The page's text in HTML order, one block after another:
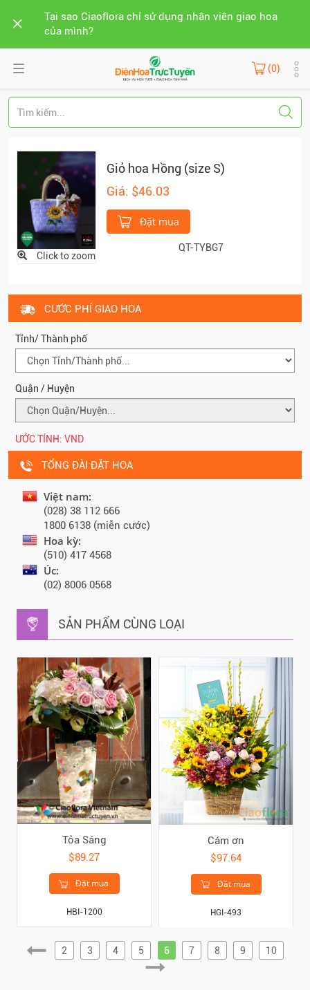
Tại sao Ciaoflora chỉ sử dụng nhân viên giao hoa
của mình?
(0)
Click to zoom
Giỏ hoa Hồng (size S)
Giá: $46.03
Đặt mua
QT-TYBG7
CƯỚC PHÍ GIAO HOA
Tỉnh/ Thành phố
Quận / Huyện
ƯỚC TÍNH: VND
TỔNG ĐÀI ĐẶT HOA
Việt nam:
(028) 38 112 666
1800 6138 (miễn cước)
Hoa kỳ:
(510) 417 4568
Úc:
(02) 8006 0568
SẢN PHẨM CÙNG LOẠI
Tỏa Sáng
$89.27
Đặt mua
HBI-1200
Cám ơn
$97.64
Đặt mua
HGI-493
2 3 4 5 6 7 8 9 10